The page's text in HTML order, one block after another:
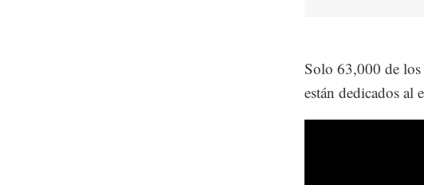
Solo 63,000 de
están dedicados al